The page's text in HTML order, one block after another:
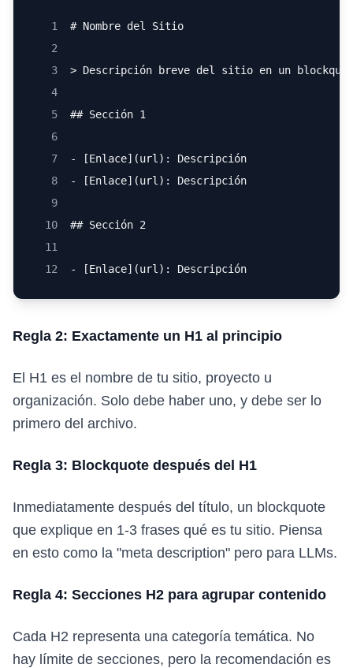
1
# Nombre del Sitio
2
3
> Descripción breve del sitio en un
4
5
## Sección 1
6
7
- [Enlace](url): Descripción
8
- [Enlace](url): Descripción
9
10
## Sección 2
11
12
- [Enlace](url): Descripción
Regla 2: Exactamente un H1 al principio
El H1 es el nombre de tu sitio, proyecto u
organización. Solo debe haber uno, y debe ser lo
primero del archivo.
Regla 3: Blockquote después del H1
Inmediatamente después del título, un blockquote
que explique en 1-3 frases qué es tu sitio. Piensa
en esto como la "meta description" pero para LLMs.
Regla 4: Secciones H2 para agrupar contenido
Cada H2 representa una categoría temática. No
hay límite de secciones, pero la recomendación es